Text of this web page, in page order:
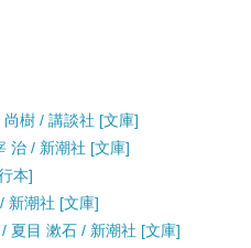
樹 / 講談社 [文庫]
治 / 新潮社 [文庫]
本]
新潮社 [文庫]
夏目 漱石 / 新潮社 [文庫]